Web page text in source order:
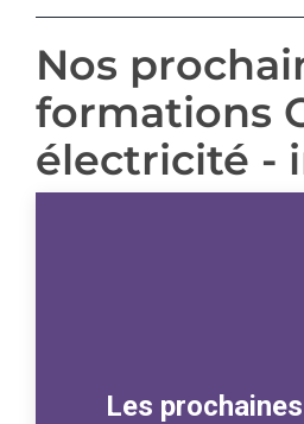
Nos
formations
électricité -
Les